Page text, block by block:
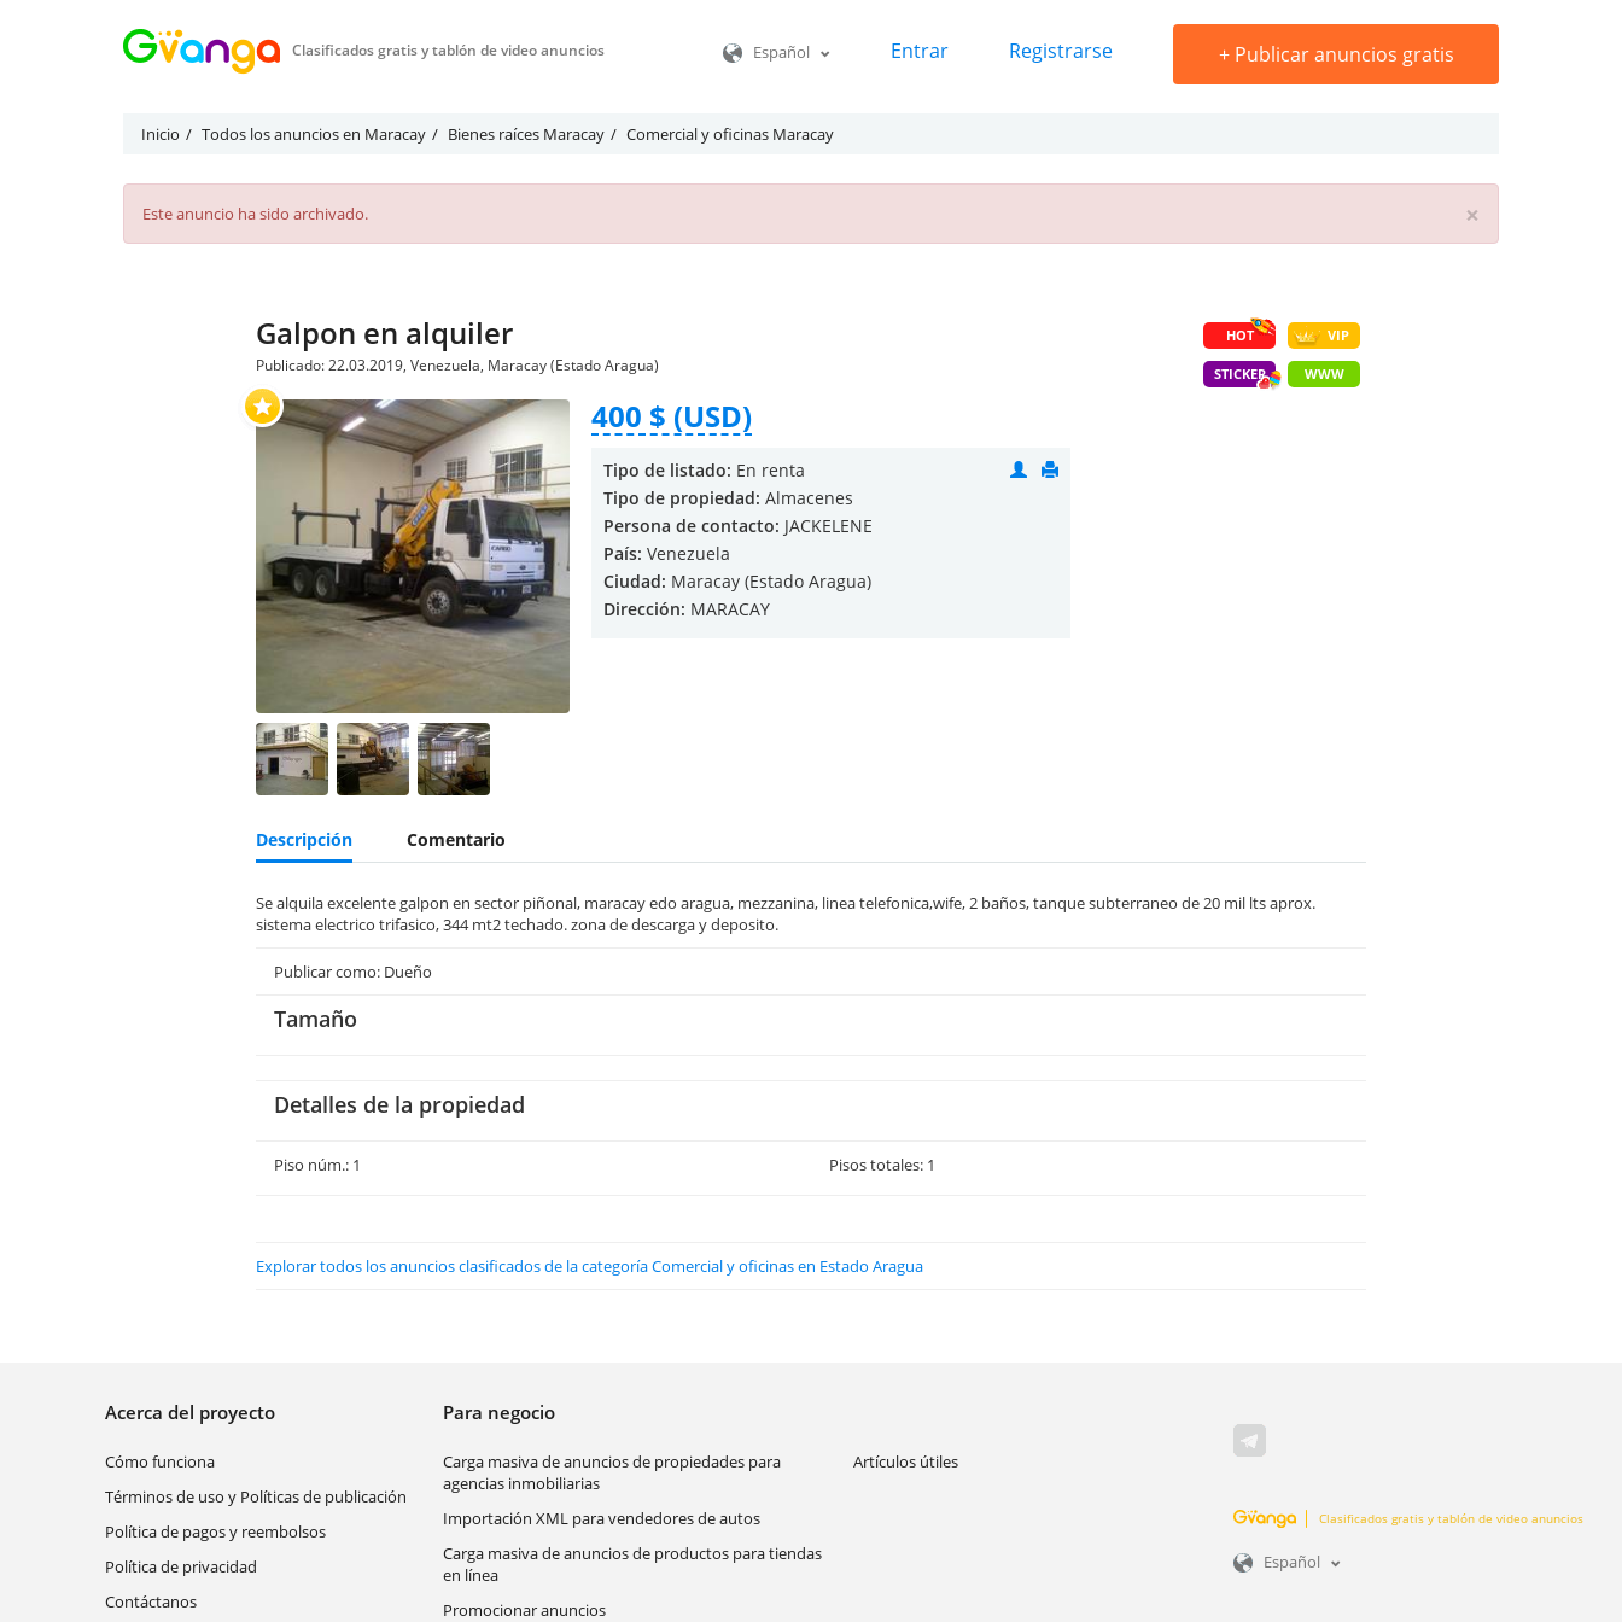
Clasificados gratis y tablón de video anuncios Español Entrar Registrarse +Publicar anuncios gratis
Inicio Todos los anuncios en Maracay Bienes raíces Maracay Comercial y oficinas Maracay
×
Este anuncio ha sido archivado.
HOT VIP
STICKER WWW
Galpon en alquiler
Publicado: 22.03.2019, Venezuela, Maracay (Estado Aragua)
400 $ (USD)
Tipo de listado: En renta
Tipo de propiedad: Almacenes
Persona de contacto: JACKELENE
País: Venezuela
Ciudad: Maracay (Estado Aragua)
Dirección: MARACAY
Descripción Comentario
Se alquila excelente galpon en sector piñonal, maracay edo aragua, mezzanina, linea telefonica,wife, 2 baños, tanque subterraneo de 20 mil lts aprox.
sistema electrico trifasico, 344 mt2 techado. zona de descarga y deposito.
Publicar como: Dueño
Tamaño
Detalles de la propiedad
Piso núm.: 1 Pisos totales: 1
Explorar todos los anuncios clasificados de la categoría Comercial y oficinas en Estado Aragua
Acerca del proyecto
Cómo funciona
Términos de uso y Políticas de publicación
Política de pagos y reembolsos
Política de privacidad
Contáctanos
Para negocio
Carga masiva de anuncios de propiedades para
agencias inmobiliarias
Importación XML para vendedores de autos
Carga masiva de anuncios de productos para tiendas
en línea
Promocionar anuncios
Artículos útiles
Clasificados gratis y tablón de video anuncios
Español